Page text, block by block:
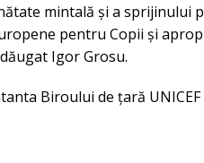
mintală și a sprijinului
pentru Copii și
Igor Grosu.
Biroului de țară